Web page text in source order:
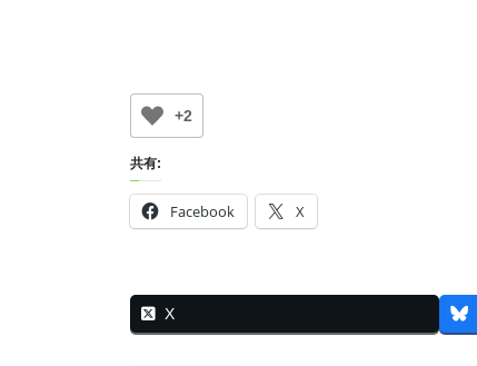
+2
共有:
Facebook X
X